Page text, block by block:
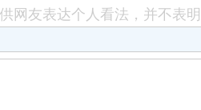
网友表达个人看法，并不表